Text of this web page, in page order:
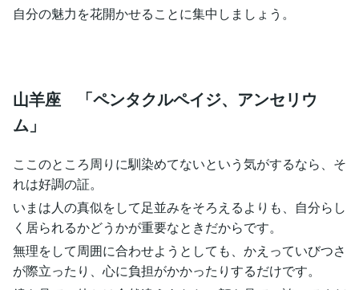
自分の魅力を花開かせることに集中しましょう。
山羊座 「ペンタクルペイジ、アンセリウ
ム」
ここのところ周りに馴染めてないという気がするなら、そ
れは好調の証。
いまは人の真似をして足並みをそろえるよりも、自分らし
く居られるかどうかが重要なときだからです。
無理をして周囲に合わせようとしても、かえっていびつさ
が際立ったり、心に負担がかかったりするだけです。